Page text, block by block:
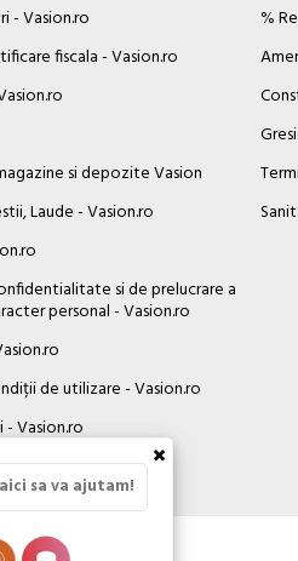
- Vasion.ro
fiscala - Vasion.ro
si depozite Vasion
Laude - Vasion.ro
si de prelucrare a
personal - Vasion.ro
de utilizare - Vasion.ro
Vasion.ro
%
×
sa va ajutam!